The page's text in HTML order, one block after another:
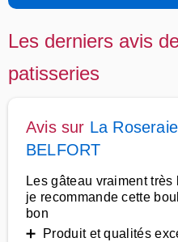
Les derniers avis
patisseries
Avis sur La Roseraie
BELFORT
Les gâteau vraiment
je recommande cette
bon
➕ Produit et qualités